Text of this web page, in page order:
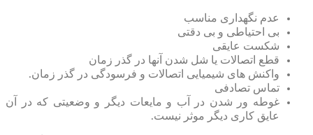
عدم نگهداری مناسب
بی احتیاطی و بی دقتی
شکست عایقی
قطع اتصالات یا شل شدن آنها در گذر زمان
واکنش های شیمیایی اتصالات و فرسودگی در گذر زمان.
تماس تصادفی
غوطه ور شدن در آب و مایعات دیگر و وضعیتی که در آن
عایق کاری دیگر موثر نیست.